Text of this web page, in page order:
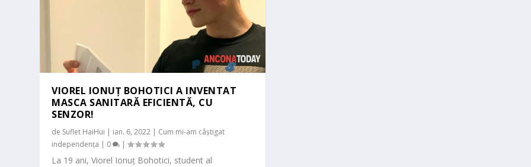
VIOREL IONUȚ BOHOTICI A INVENTAT
MASCA SANITARĂ EFICIENTĂ, CU
SENZOR!
de Suflet HaiHui | ian. 6, 2022 | Cum mi-am câștigat
independența | 0 |
La 19 ani, Viorel Ionuț Bohotici, student al